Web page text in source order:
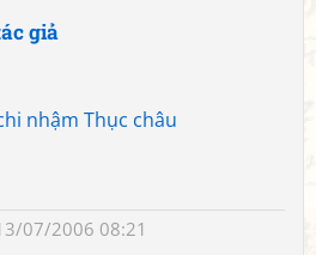
giả
nhậm Thục châu
07/2006 08:21